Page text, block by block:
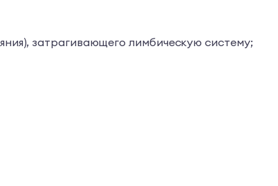
затрагивающего лимбическую систему;